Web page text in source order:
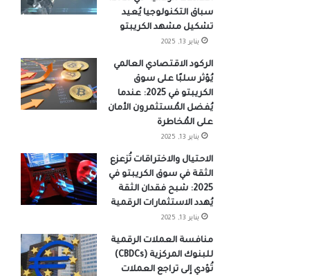
سباق التكنولوجيا يُعيد
تشكيل مشهد الكريبتو
يناير 13, 2025
الركود الاقتصادي العالمي
يُؤثر سلبًا على سوق
الكريبتو في 2025: عندما
يُفضل المُستثمرون الأمان
على المُخاطرة
يناير 13, 2025
الاحتيال والاختراقات تُزعزع
الثقة في سوق الكريبتو في
2025: شبح فقدان الثقة
يُهدد الاستثمارات الرقمية
يناير 13, 2025
منافسة العملات الرقمية
للبنوك المركزية (CBDCs)
تُؤدي إلى تراجع العملات